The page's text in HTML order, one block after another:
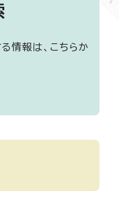
情報は、こちらか